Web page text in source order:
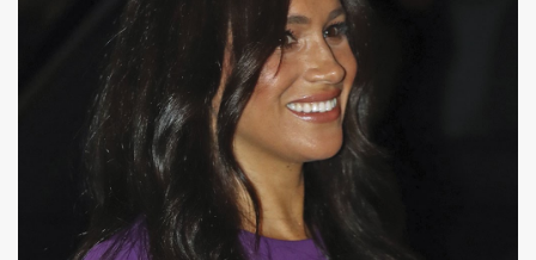
ÜNLÜLER
Keanu Reeves sevgilisi ile basının karşısında